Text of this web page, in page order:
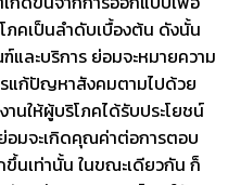
คเป็นลำดับเบื้องต้น ดังนั้น
และบริการ ย่อมจะหมายความ
แก้ปัญหาสังคมตามไปด้วย
นให้ผู้บริโภคได้รับประโยชน์
อมจะเกิดคุณค่าต่อการตอบ
นเท่านั้น ในขณะเดียวกัน ก็